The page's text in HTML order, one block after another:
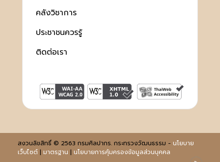
คลังวิชาการ
ประชาชนควรรู้
ติดต่อเรา
สงวนลิขสิทธิ์ © 2563 กรมศิลปากร. กระทรวงวัฒนธรรม - นโยบาย
เว็บไซต์| มาตรฐาน | นโยบายการคุ้มครองข้อมูลส่วนบุคคล